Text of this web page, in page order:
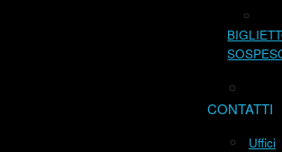
CONTATTI
Uffici